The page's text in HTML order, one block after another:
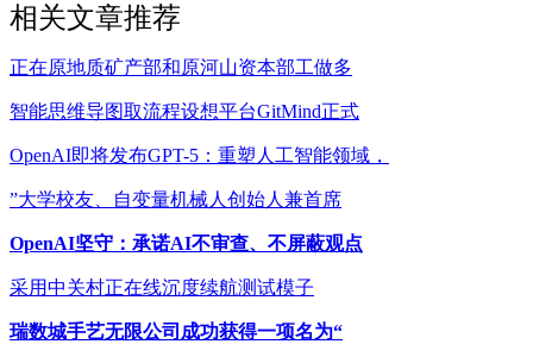
相关文章推荐
正在原地质矿产部和原河山资本部工做多
智能思维导图取流程设想平台GitMind正式
OpenAI即将发布GPT-5：重塑人工智能领域，
”大学校友、自变量机械人创始人兼首席
OpenAI坚守：承诺AI不审查、不屏蔽观点
采用中关村正在线沉度续航测试模子
瑞数城手艺无限公司成功获得一项名为“